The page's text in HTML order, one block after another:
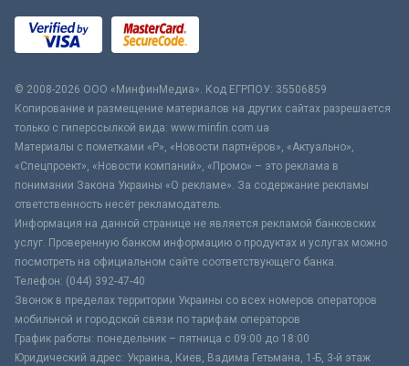
© 2008-2026 ООО «МинфинМедиа». Код ЕГРПОУ: 35506859
Копирование и размещение материалов на других сайтах разрешается
только с гиперссылкой вида: www.minfin.com.ua
Материалы с пометками «Р», «Новости партнёров», «Актуально»,
«Спецпроект», «Новости компаний», «Промо» – это реклама в
понимании Закона Украины «О рекламе». За содержание рекламы
ответственность несёт рекламодатель.
Информация на данной странице не является рекламой банковских
услуг. Проверенную банком информацию о продуктах и услугах можно
посмотреть на официальном сайте соответствующего банка.
Телефон: (044) 392-47-40
Звонок в пределах территории Украины со всех номеров операторов
мобильной и городской связи по тарифам операторов
График работы: понедельник – пятница с 09:00 до 18:00
Юридический адрес: Украина, Киев, Вадима Гетьмана, 1-Б, 3-й этаж